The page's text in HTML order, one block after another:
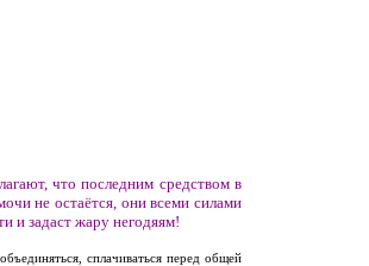
что последним средством в
не остаётся, они всеми силами
и задаст жару негодяям!
сплачиваться перед общей